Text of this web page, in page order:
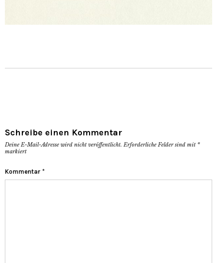
Schreibe einen Kommentar
Deine E-Mail-Adresse wird nicht veröffentlicht. Erforderliche Felder sind mit *
markiert
Kommentar *